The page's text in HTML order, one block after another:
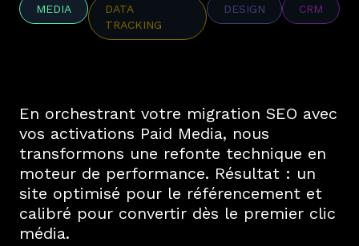
MEDIA
DATA
TRACKING
DESIGN CRM
En orchestrant votre migration SEO avec
vos activations Paid Media, nous
transformons une refonte technique en
moteur de performance. Résultat : un
site optimisé pour le référencement et
calibré pour convertir dès le premier clic
média.